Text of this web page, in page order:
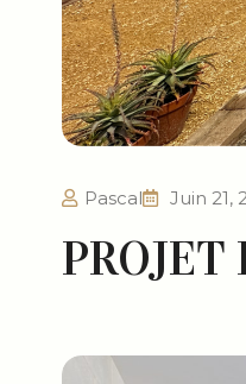
Pascal Juin 21,
PROJET